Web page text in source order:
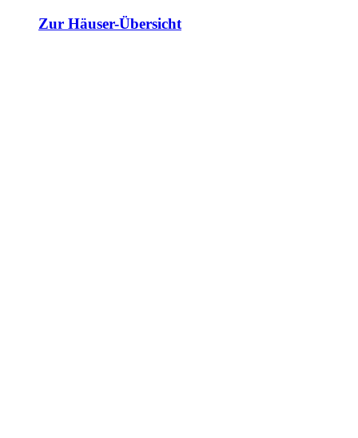
Zur Häuser-Übersicht